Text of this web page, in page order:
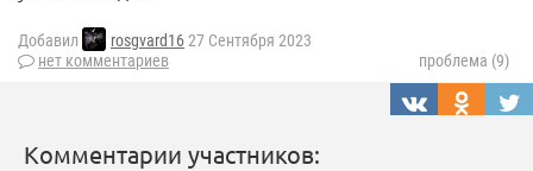
Добавил rosgvard1627 Сентября 2023
нет комментариев
проблема (9)
Комментарии участников: